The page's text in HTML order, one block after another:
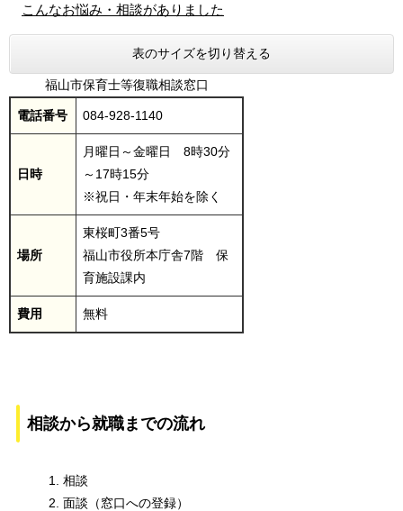
こんなお悩み・相談がありました
表のサイズを切り替える
福山市保育士等復職相談窓口
電話番号 084-928-1140
日時
月曜日～金曜日 8時30分
～17時15分
※祝日・年末年始を除く
場所
東桜町3番5号
福山市役所本庁舎7階 保
育施設課内
費用 無料
相談から就職までの流れ
相談
面談（窓口への登録）